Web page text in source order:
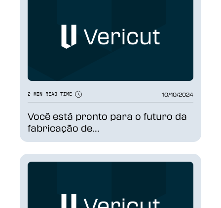
2 MIN READ TIME 10/10/2024
Você está pronto para o futuro da
fabricação de...